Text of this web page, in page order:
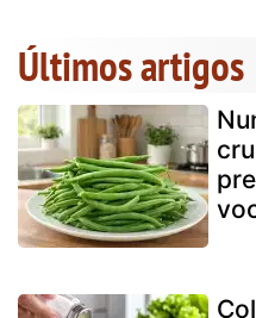
Últimos artigos